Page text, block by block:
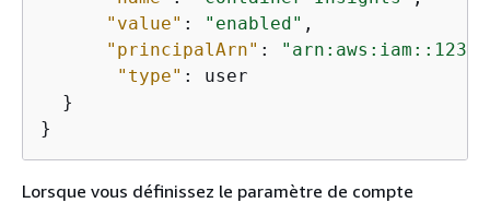
"value" : "enabled" ,
"principalArn" :
"type" : user
  }
}
Lorsque vous définissez le paramètre de compte